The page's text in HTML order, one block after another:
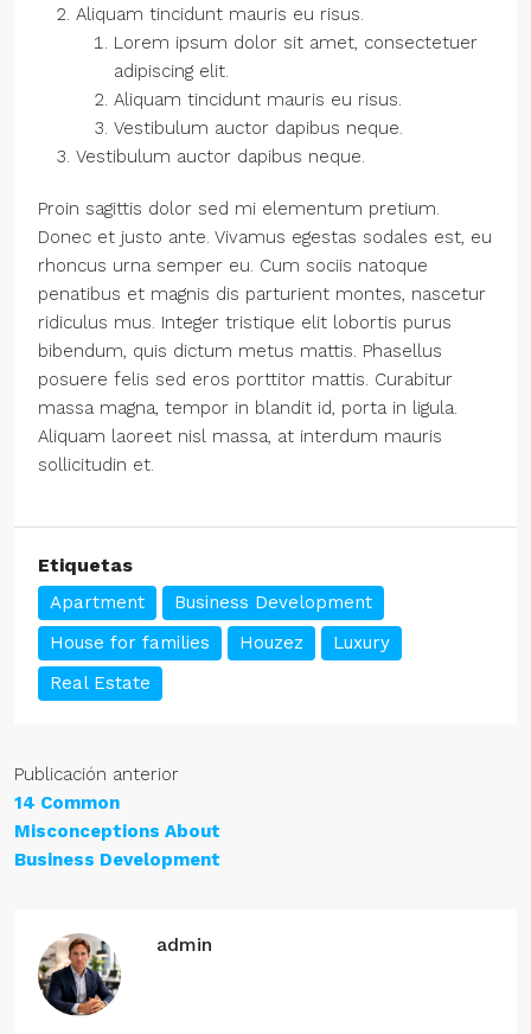
Aliquam tincidunt mauris eu risus.
Lorem ipsum dolor sit amet, consectetuer
adipiscing elit.
Aliquam tincidunt mauris eu risus.
Vestibulum auctor dapibus neque.
Vestibulum auctor dapibus neque.
Proin sagittis dolor sed mi elementum pretium.
Donec et justo ante. Vivamus egestas sodales est, eu
rhoncus urna semper eu. Cum sociis natoque
penatibus et magnis dis parturient montes, nascetur
ridiculus mus. Integer tristique elit lobortis purus
bibendum, quis dictum metus mattis. Phasellus
posuere felis sed eros porttitor mattis. Curabitur
massa magna, tempor in blandit id, porta in ligula.
Aliquam laoreet nisl massa, at interdum mauris
sollicitudin et.
Etiquetas
Apartment
Business Development
House for families
Houzez
Luxury
Real Estate
Publicación anterior
14 Common
Misconceptions About
Business Development
admin